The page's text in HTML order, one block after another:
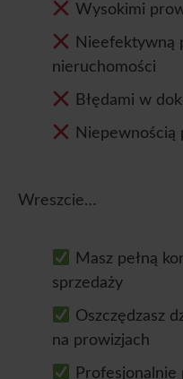
Wysokimi
Nieefektywną
nieruchomości
Błędami w
Niepewnością
Wreszcie…
Masz pełną
sprzedaży
Oszczędzasz
na prowizjach
Profesjonalnie